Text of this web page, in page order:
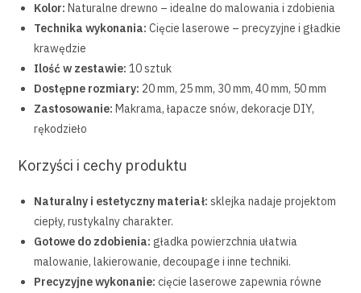
Kolor: Naturalne drewno – idealne do malowania i zdobienia
Technika wykonania: Cięcie laserowe – precyzyjne i gładkie
krawędzie
Ilość w zestawie: 10 sztuk
Dostępne rozmiary: 20 mm, 25 mm, 30 mm, 40 mm, 50 mm
Zastosowanie: Makrama, łapacze snów, dekoracje DIY,
rękodzieło
Korzyści i cechy produktu
Naturalny i estetyczny materiał: sklejka nadaje projektom
ciepły, rustykalny charakter.
Gotowe do zdobienia: gładka powierzchnia ułatwia
malowanie, lakierowanie, decoupage i inne techniki.
Precyzyjne wykonanie: cięcie laserowe zapewnia równe